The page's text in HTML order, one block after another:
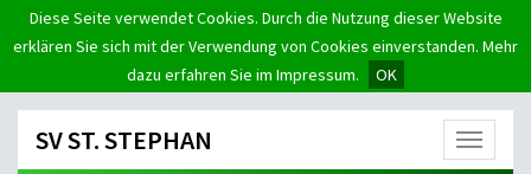
Diese Seite verwendet Cookies. Durch die Nutzung dieser Website
erklären Sie sich mit der Verwendung von Cookies einverstanden. Mehr
dazu erfahren Sie im Impressum.
OK
Menü
SV ST. STEPHAN